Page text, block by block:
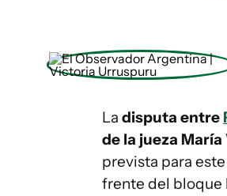
La disputa entre
de la jueza
prevista para
frente del bloque